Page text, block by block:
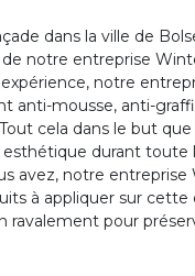
dans la ville de
de notre entreprise
expérience, notre
anti-mousse, anti-
cela dans le but que
durant toute
avez, notre
à appliquer sur cette
ravalement pour